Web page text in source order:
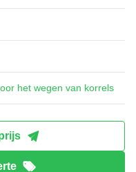
het wegen van korrels